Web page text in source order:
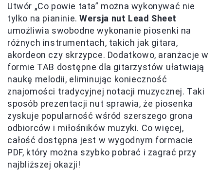
Utwór „Co powie tata” można wykonywać nie
tylko na pianinie.Wersja nut Lead Sheet
umożliwia swobodne wykonanie piosenki na
różnych instrumentach, takich jak gitara,
akordeon czy skrzypce. Dodatkowo, aranżacje w
formie TAB dostępne dla gitarzystów ułatwiają
naukę melodii, eliminując konieczność
znajomości tradycyjnej notacji muzycznej. Taki
sposób prezentacji nut sprawia, że piosenka
zyskuje popularność wśród szerszego grona
odbiorców i miłośników muzyki. Co więcej,
całość dostępna jest w wygodnym formacie
PDF, który można szybko pobrać i zagrać przy
najbliższej okazji!